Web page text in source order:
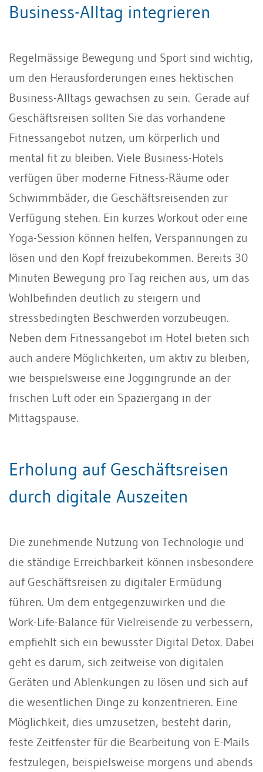
Business-Alltag integrieren
Regelmässige Bewegung und Sport sind wichtig,
um den Herausforderungen eines hektischen
Business-Alltags gewachsen zu sein. Gerade auf
Geschäftsreisen sollten Sie das vorhandene
Fitnessangebot nutzen, um körperlich und
mental fit zu bleiben. Viele Business-Hotels
verfügen über moderne Fitness-Räume oder
Schwimmbäder, die Geschäftsreisenden zur
Verfügung stehen. Ein kurzes Workout oder eine
Yoga-Session können helfen, Verspannungen zu
lösen und den Kopf freizubekommen. Bereits 30
Minuten Bewegung pro Tag reichen aus, um das
Wohlbefinden deutlich zu steigern und
stressbedingten Beschwerden vorzubeugen.
Neben dem Fitnessangebot im Hotel bieten sich
auch andere Möglichkeiten, um aktiv zu bleiben,
wie beispielsweise eine Joggingrunde an der
frischen Luft oder ein Spaziergang in der
Mittagspause.
Erholung auf Geschäftsreisen
durch digitale Auszeiten
Die zunehmende Nutzung von Technologie und
die ständige Erreichbarkeit können insbesondere
auf Geschäftsreisen zu digitaler Ermüdung
führen. Um dem entgegenzuwirken und die
Work-Life-Balance für Vielreisende zu verbessern,
empfiehlt sich ein bewusster Digital Detox. Dabei
geht es darum, sich zeitweise von digitalen
Geräten und Ablenkungen zu lösen und sich auf
die wesentlichen Dinge zu konzentrieren. Eine
Möglichkeit, dies umzusetzen, besteht darin,
feste Zeitfenster für die Bearbeitung von E-Mails
festzulegen, beispielsweise morgens und abends